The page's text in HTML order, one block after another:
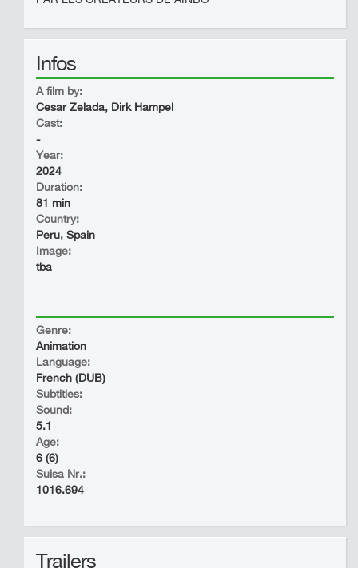
Infos
A film by:
Cesar Zelada, Dirk Hampel
Cast:
-
Year:
2024
Duration:
81 min
Country:
Peru, Spain
Image:
tba
Genre:
Animation
Language:
French (DUB)
Subtitles:
Sound:
5.1
Age:
6 (6)
Suisa Nr.:
1016.694
Trailers